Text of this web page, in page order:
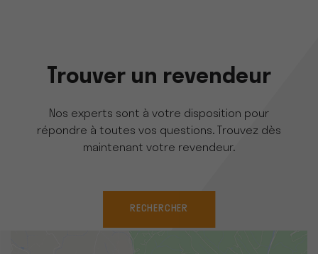
Trouver un revendeur
Nos experts sont à votre disposition pour
répondre à toutes vos questions. Trouvez dès
maintenant votre revendeur.
RECHERCHER